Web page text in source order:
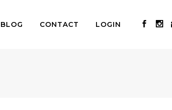
BLOG CONTACT LOGIN